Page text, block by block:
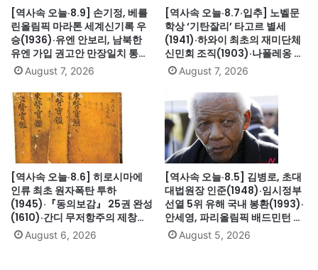
[역사속 오늘·8.9] 손기정, 베를
린올림픽 마라톤 세계신기록 우
승(1936)·유엔 안보리, 남북한
유엔 가입 권고안 만장일치 통과
(1991)·싱가포르, 말레이시아에
서 분리 독립(1965)·닉슨, 워터
게이트로 사상 첫 대통령 사임
(1974)
August 7, 2026
[역사속 오늘·8.7·입추] 노벨문
학상 ‘기탄잘리’ 타고르 별세
(1941)·하와이 최초의 재미단체
신민회 조직(1903)·나폴레옹 세
인트헬레나섬 유배(1815)·英 해
군, 스페인 무적함대 격파
(1588)·美 화성탐사로봇 큐리오
시티 화성 착륙(2012)·日, 화이
트리스트에서 한국 제외(2019)
August 7, 2026
[역사속 오늘·8.6] 히로시마에
인류 최초 원자폭탄 투하
(1945)·『동의보감』 25권 완성
(1610)·간디 무저항주의 제창
(1931)·대전엑스포 개막(1993)·
자메이카, 영국에서 독립(1962)
August 6, 2026
[역사속 오늘·8.5] 김병로, 초대
대법원장 인준(1948)·임시정부
선열 5위 유해 국내 봉환(1993)·
안세영, 파리올림픽 배드민턴 여
자단식 금메달(2024)·하시나 방
글라데시 총리 인도 망명
August 5, 2026